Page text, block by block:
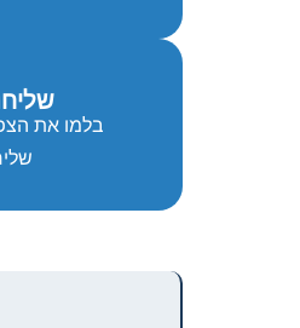
בלמו את